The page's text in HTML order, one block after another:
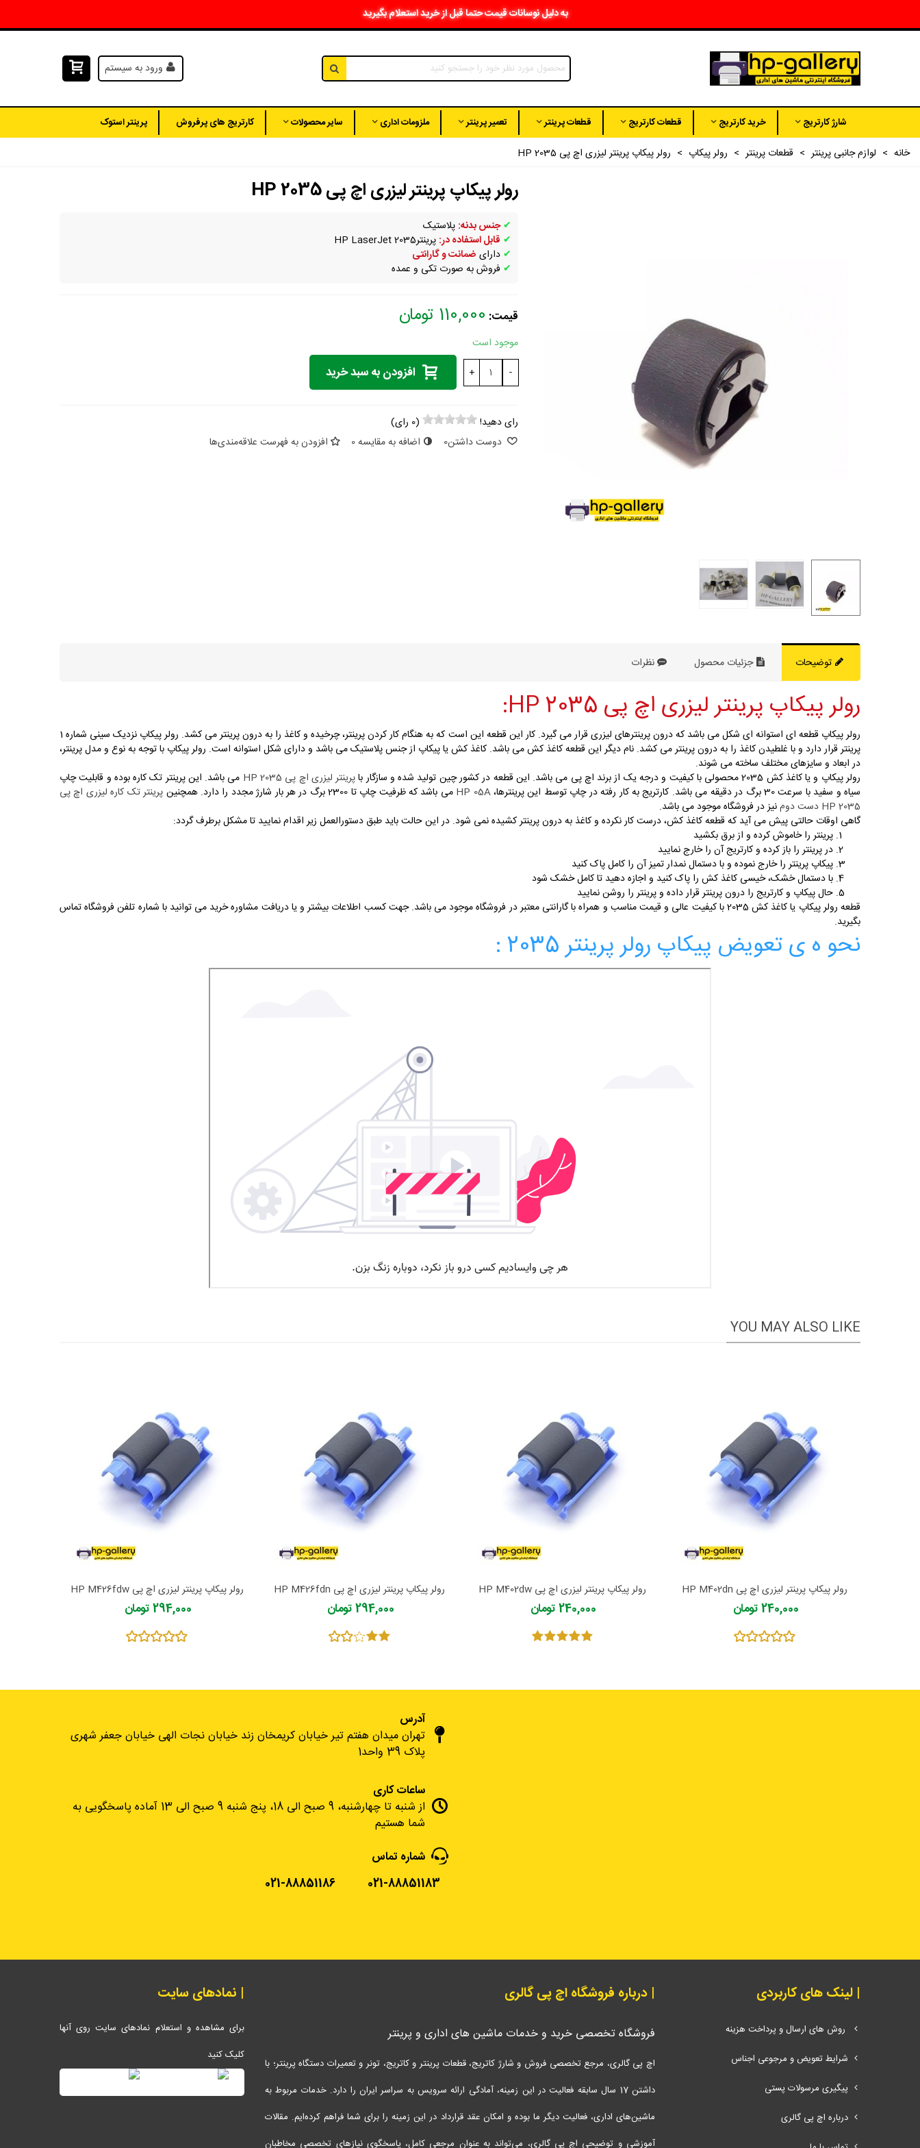
به دلیل نوسانات قیمت حتما قبل از خرید استعلام بگیرید
ورود به سیستم
شارژ کارتریج خرید کارتریج قطعات کارتریج قطعات پرینتر تعمیر پرینتر ملزومات اداری سایر محصولات کارتریج های پرفروش پرینتر استوک
خانه > لوازم جانبی پرینتر > قطعات پرینتر > رولر پیکاپ > رولر پیکاپ پرینتر لیزری اچ پی HP 2035
رولر پیکاپ پرینتر لیزری اچ پی HP 2035
✔ جنس بدنه: پلاستیک
✔ قابل استفاده در: پرینترHP LaserJet 2035
✔ دارای ضمانت و گارانتی
✔ فروش به صورت تکی و عمده
قیمت: 110,000 تومان
موجود است
-
+ افزودن به سبد خرید
رای دهید! (
0 رای)
دوست داشتن0 اضافه به مقایسه0 افزودن به فهرست علاقه‌مندی‌ها
توضیحات جزئیات محصول نظرات
رولر پیکاپ پرینتر لیزری اچ پی HP 2035:
رولر پیکاپ قطعه ای استوانه ای شکل می باشد که درون پرینترهای لیزری قرار می گیرد. کار این قطعه این است که به هنگام کار کردن پرینتر، چرخیده و کاغذ را به درون پرینتر می کشد. رولر پیکاپ نزدیک سینی شماره 1
پرینتر قرار دارد و با غلطیدن کاغذ را به درون پرینتر می کشد. نام دیگر این قطعه کاغذ کش می باشد. کاغذ کش یا پیکاپ از جنس پلاستیک می باشد و دارای شکل استوانه است. رولر پیکاپ با توجه به نوع و مدل پرینتر،
در ابعاد و سایزهای مختلف ساخته می شوند.
رولر پیکاپ و یا کاغذ کش 2035 محصولی با کیفیت و درجه یک از برند اچ پی می باشد. این قطعه در کشور چین تولید شده و سازگار با
پرینتر لیزری اچ پی HP 2035
می باشد. این پرینتر تک کاره بوده و قابلیت چاپ
سیاه و سفید با سرعت 30 برگ در دقیقه می باشد. کارتریج به کار رفته در چاپ توسط این پرینترها،
HP 05A می باشد که ظرفیت چاپ تا 2300 برگ در هر بار شارژ مجدد را دارد. همچنین
پرینتر تک کاره لیزری اچ پی
HP 2035 دست دوم
نیز در فروشگاه موجود می باشد.
گاهی اوقات حالتی پیش می آید که قطعه کاغذ کش، درست کار نکرده و کاغذ به درون پرینتر کشیده نمی شود. در این حالت باید طبق دستورالعمل زیر اقدام نمایید تا مشکل برطرف گردد:
پرینتر را خاموش کرده و از برق بکشید
در پرینتر را باز کرده و کارتریج آن را خارج نمایید
پیکاپ پرینتر را خارج نموده و با دستمال نمدار تمیز آن را کامل پاک کنید
با دستمال خشک، خیسی کاغذ کش را پاک کنید و اجازه دهید تا کامل خشک شود
حال پیکاپ و کارتریج را درون پرینتر قرار داده و پرینتر را روشن نمایید
قطعه رولر پیکاپ یا کاغذ کش 2035 با کیفیت عالی و قیمت مناسب و همراه با گارانتی معتبر در فروشگاه موجود می باشد. جهت کسب اطلاعات بیشتر و یا دریافت مشاوره خرید می توانید با شماره تلفن فروشگاه تماس
بگیرید.
نحو ه ی تعویض پیکاپ رولر پرینتر 2035 :
YOU MAY ALSO LIKE
رولر پیکاپ پرینتر لیزری اچ پی HP M402dn
240,000 تومان
رولر پیکاپ پرینتر لیزری اچ پی HP M402dw
240,000 تومان
رولر پیکاپ پرینتر لیزری اچ پی HP M426fdn
294,000 تومان
رولر پیکاپ پرینتر لیزری اچ پی HP M426fdw
294,000 تومان
آدرس
تهران میدان هفتم تیر خیابان کریمخان زند خیابان نجات الهی خیابان جعفر شهری
پلاک 39 واحد1
ساعات کاری
از شنبه تا چهارشنبه، 9 صبح الی 18، پنج شنبه 9 صبح الی 13 آماده پاسخگویی به
شما هستیم
شماره تماس
021-88851183
021-88851186
| لینک های کاربردی
روش های ارسال و پرداخت هزینه
شرایط تعویض و مرجوعی اجناس
پیگیری مرسولات پستی
درباره اچ پی گالری
| درباره فروشگاه اچ پی گالری
فروشگاه تخصصی خرید و خدمات ماشین های اداری و پرینتر
اچ پی گالری، مرجع تخصصی فروش و شارژ کاتریج، قطعات پرینتر و کاتریج، تونر و تعمیرات دستگاه پرینتر؛ با
داشتن 17 سال سابقه فعالیت در این زمینه، آمادگی ارائه سرویس‌ به سراسر ایران را دارد. خدمات مربوط به
ماشین‌های اداری، فعالیت دیگر ما بوده و امکان عقد قرارداد در این زمینه را برای شما فراهم کرده‌ایم. مقالات
آموزشی و توضیحی اچ پی گالری، می‌تواند به عنوان مرجعی کامل، پاسخگوی نیازهای تخصصی مخاطبان
| نمادهای سایت
برای مشاهده و استعلام نمادهای سایت روی آنها
کلیک کنید